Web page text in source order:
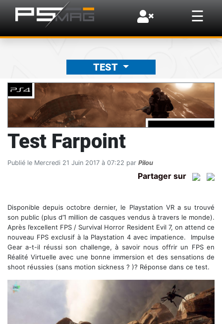
☰
×
TEST
Test Farpoint
Publié le Mercredi 21 Juin 2017 à 07:22 par Pilou
Partager sur
Disponible depuis octobre dernier, le Playstation VR a su trouvé
son public (plus d’1 million de casques vendus à travers le monde).
Après l’excellent FPS / Survival Horror Resident Evil 7, on attend ce
nouveau FPS exclusif à la Playstation 4 avec impatience. Impulse
Gear a-t-il réussi son challenge, à savoir nous offrir un FPS en
Réalité Virtuelle avec une bonne immersion et des sensations de
shoot réussies (sans motion sickness ? )? Réponse dans ce test.